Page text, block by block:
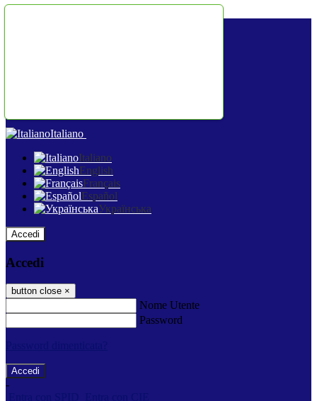
Italiano
Italiano
English
Français
Español
Українська
Accedi
Accedi
button close ×
Nome Utente
Password
-